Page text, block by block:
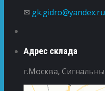
✉ gk.gidro@yandex.ru
Адрес склада
г.Москва,